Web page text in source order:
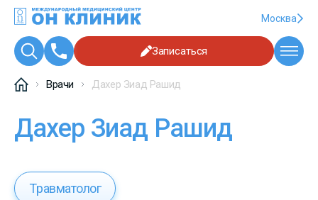
Москва
Записаться
Врачи Дахер Зиад Рашид
Дахер Зиад Рашид
Травматолог